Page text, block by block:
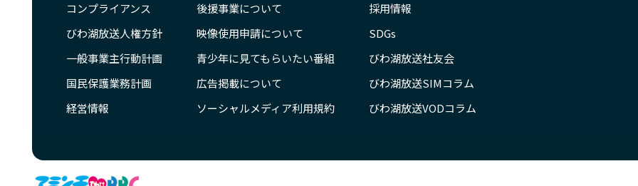
コンプライアンス
びわ湖放送人権方針
一般事業主行動計画
国民保護業務計画
経営情報
後援事業について
映像使用申請について
青少年に見てもらいたい番組
広告掲載について
ソーシャルメディア利用規約
採用情報
SDGs
びわ湖放送社友会
びわ湖放送SIMコラム
びわ湖放送VODコラム